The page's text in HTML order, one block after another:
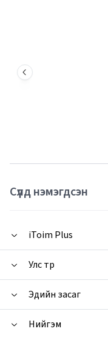
Сүүлд нэмэгдсэн
iToim Plus
Улс төр
Эдийн засаг
Нийгэм